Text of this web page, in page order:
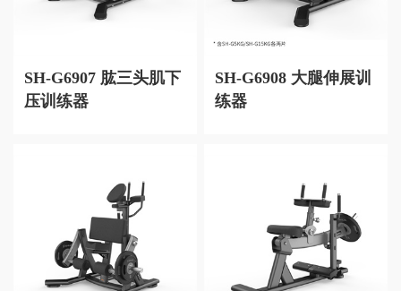
SH-G6907 肱三头肌下
压训练器
SH-G6908 大腿伸展训
练器